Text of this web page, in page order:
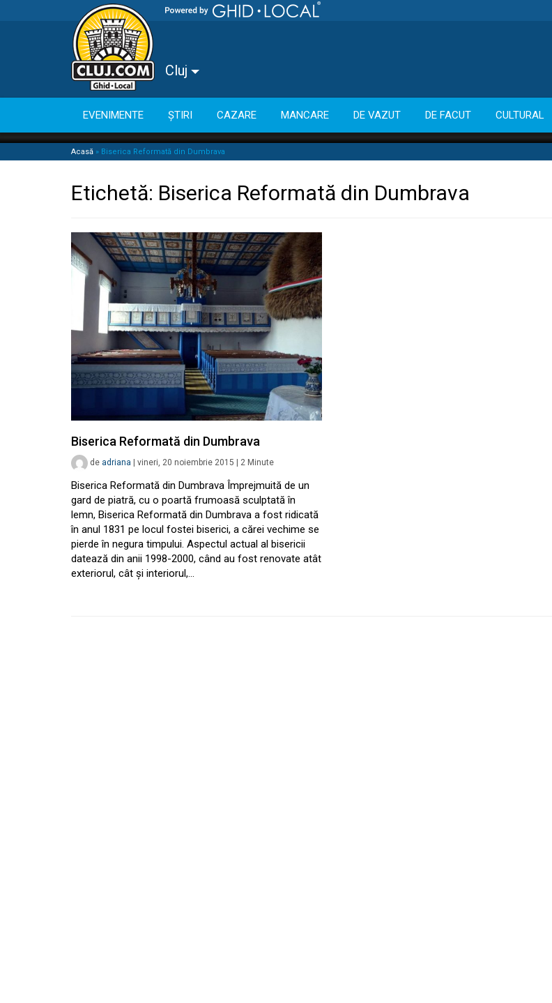
Cluj
EVENIMENTE ȘTIRI CAZARE MANCARE DE VAZUT DE FACUT CULTURAL
Acasă » Biserica Reformată din Dumbrava
Etichetă: Biserica Reformată din Dumbrava
Biserica Reformată din Dumbrava
de adriana vineri, 20 noiembrie 2015 2 Minute
Biserica Reformată din Dumbrava Împrejmuită de un
gard de piatră, cu o poartă frumoasă sculptată în
lemn, Biserica Reformată din Dumbrava a fost ridicată
în anul 1831 pe locul fostei biserici, a cărei vechime se
pierde în negura timpului. Aspectul actual al bisericii
datează din anii 1998-2000, când au fost renovate atât
exteriorul, cât și interiorul,…